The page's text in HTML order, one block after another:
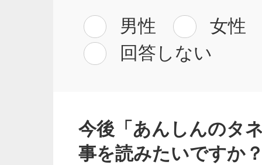
男性
女性
回答しない
今後「あんしんのタ
事を読みたいですか